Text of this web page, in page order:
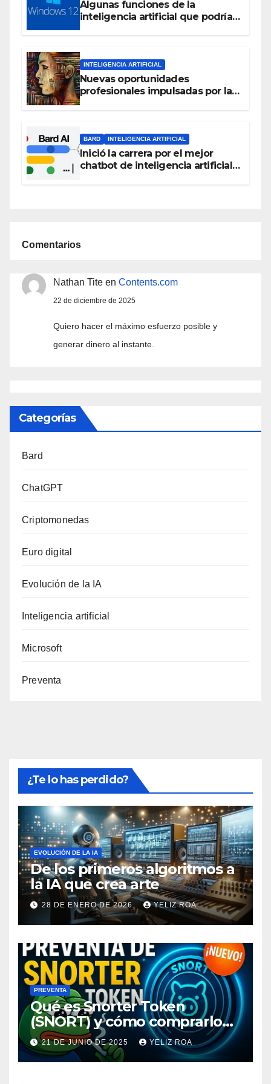
Algunas funciones de la
inteligencia artificial que podrían
INTELIGENCIA ARTIFICIAL
Nuevas oportunidades
profesionales impulsadas por la
BARD INTELIGENCIA ARTIFICIAL
Inició la carrera por el mejor
chatbot de inteligencia artificial:
Comentarios
Nathan Tite en Contents.com
22 de diciembre de 2025
Quiero hacer el máximo esfuerzo posible y
generar dinero al instante.
Categorías
Bard
ChatGPT
Criptomonedas
Euro digital
Evolución de la IA
Inteligencia artificial
Microsoft
Preventa
¿Te lo has perdido?
EVOLUCIÓN DE LA IA
De los primeros algoritmos a
la IA que crea arte
28 DE ENERO DE 2026 YELIZ ROA
PREVENTA
Qué es Snorter Token
(SNORT) y cómo comprarlo
paso a paso en su preventa
oficial
21 DE JUNIO DE 2025 YELIZ ROA